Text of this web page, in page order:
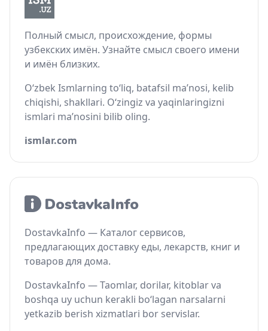
Полный смысл, происхождение, формы
узбекских имён. Узнайте смысл своего имени
и имён близких.
O‘zbek Ismlarning to‘liq, batafsil ma’nosi, kelib
chiqishi, shakllari. O‘zingiz va yaqinlaringizni
ismlari ma’nosini bilib oling.
ismlar.com
DostavkaInfo — Каталог сервисов,
предлагающих доставку еды, лекарств, книг и
товаров для дома.
DostavkaInfo — Taomlar, dorilar, kitoblar va
boshqa uy uchun kerakli bo‘lagan narsalarni
yetkazib berish xizmatlari bor servislar.